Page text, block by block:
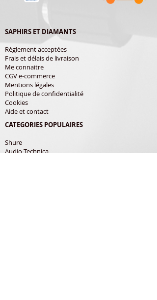
SAPHIRS ET DIAMANTS
Règlement acceptées
Frais et délais de livraison
Me connaitre
CGV e-commerce
Mentions légales
Politique de confidentialité
Cookies
Aide et contact
CATEGORIES POPULAIRES
Shure
Audio-Technica